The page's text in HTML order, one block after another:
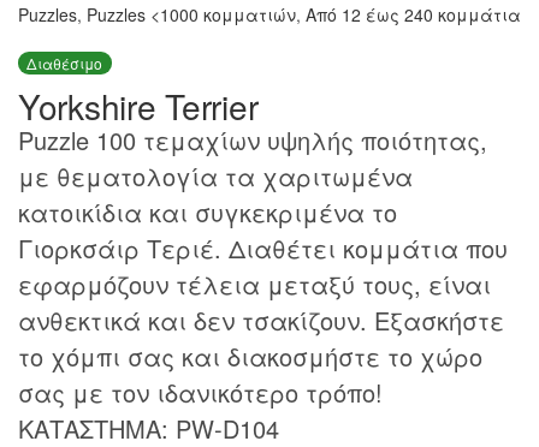
Puzzles, Puzzles <1000 κομματιών, Από 12 έως 240 κομμάτια
Διαθέσιμο
Yorkshire Terrier
Puzzle 100 τεμαχίων υψηλής ποιότητας,
με θεματολογία τα χαριτωμένα
κατοικίδια και συγκεκριμένα το
Γιορκσάιρ Τεριέ. Διαθέτει κομμάτια που
εφαρμόζουν τέλεια μεταξύ τους, είναι
ανθεκτικά και δεν τσακίζουν. Εξασκήστε
το χόμπι σας και διακοσμήστε το χώρο
σας με τον ιδανικότερο τρόπο!
ΚΑΤΑΣΤΗΜΑ: PW-D104